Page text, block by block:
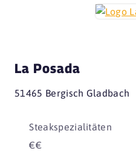
La Posada
51465 Bergisch Gladbach
Steakspezialitäten
€€